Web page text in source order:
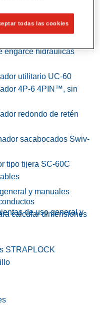
de servicios
engarce hidráulicas
utilitario UC-60
4P-6 4PIN™, sin
redondo de retén
sacabocados Swiv-
tipo tijera SC-60C
calcular dimensiones
y manuales
de uso general y
STRAPLOCK
todas las cookies